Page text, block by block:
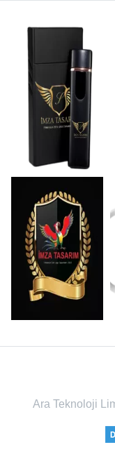
Ara Teknoloji